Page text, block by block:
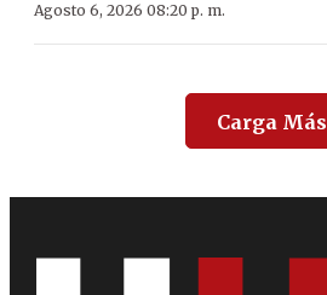
Agosto 6, 2026 08:20 p. m.
Carga Más